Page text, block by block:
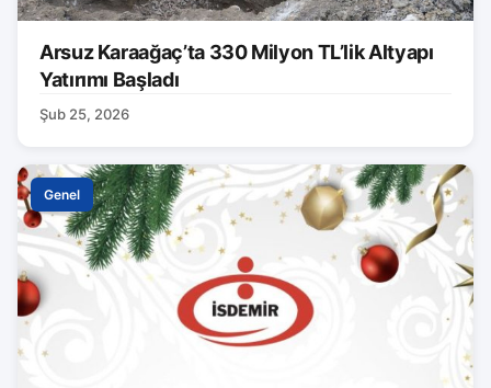
Arsuz Karaağaç’ta 330 Milyon TL’lik Altyapı
Yatırımı Başladı
Şub 25, 2026
Genel